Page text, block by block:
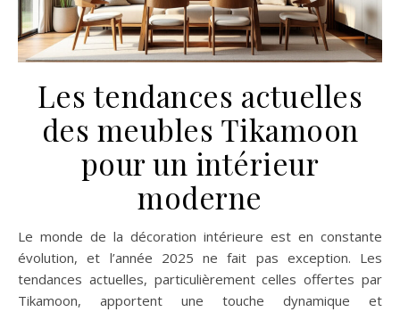
Les tendances actuelles
des meubles Tikamoon
pour un intérieur
moderne
Le monde de la décoration intérieure est en constante
évolution, et l’année 2025 ne fait pas exception. Les
tendances actuelles, particulièrement celles offertes par
Tikamoon, apportent une touche dynamique et